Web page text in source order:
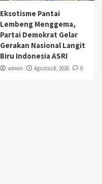
Eksotisme Pantai
Lembeng Menggema,
Partai Demokrat Gelar
Gerakan Nasional Langit
Biru Indonesia ASRI
admin Agustus 8, 2026 0